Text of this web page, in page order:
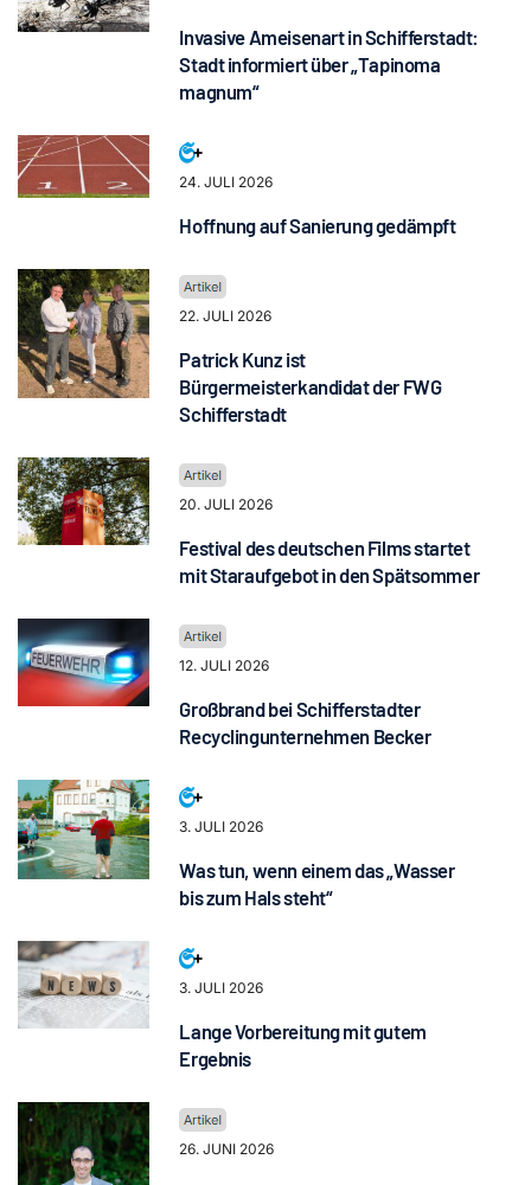
Invasive Ameisenart in Schifferstadt:
Stadt informiert über „Tapinoma
magnum“
24. JULI 2026
Hoffnung auf Sanierung gedämpft
22. JULI 2026
Patrick Kunz ist
Bürgermeisterkandidat der FWG
Schifferstadt
20. JULI 2026
Festival des deutschen Films startet
mit Staraufgebot in den Spätsommer
12. JULI 2026
Großbrand bei Schifferstadter
Recyclingunternehmen Becker
3. JULI 2026
Was tun, wenn einem das „Wasser
bis zum Hals steht“
3. JULI 2026
Lange Vorbereitung mit gutem
Ergebnis
26. JUNI 2026